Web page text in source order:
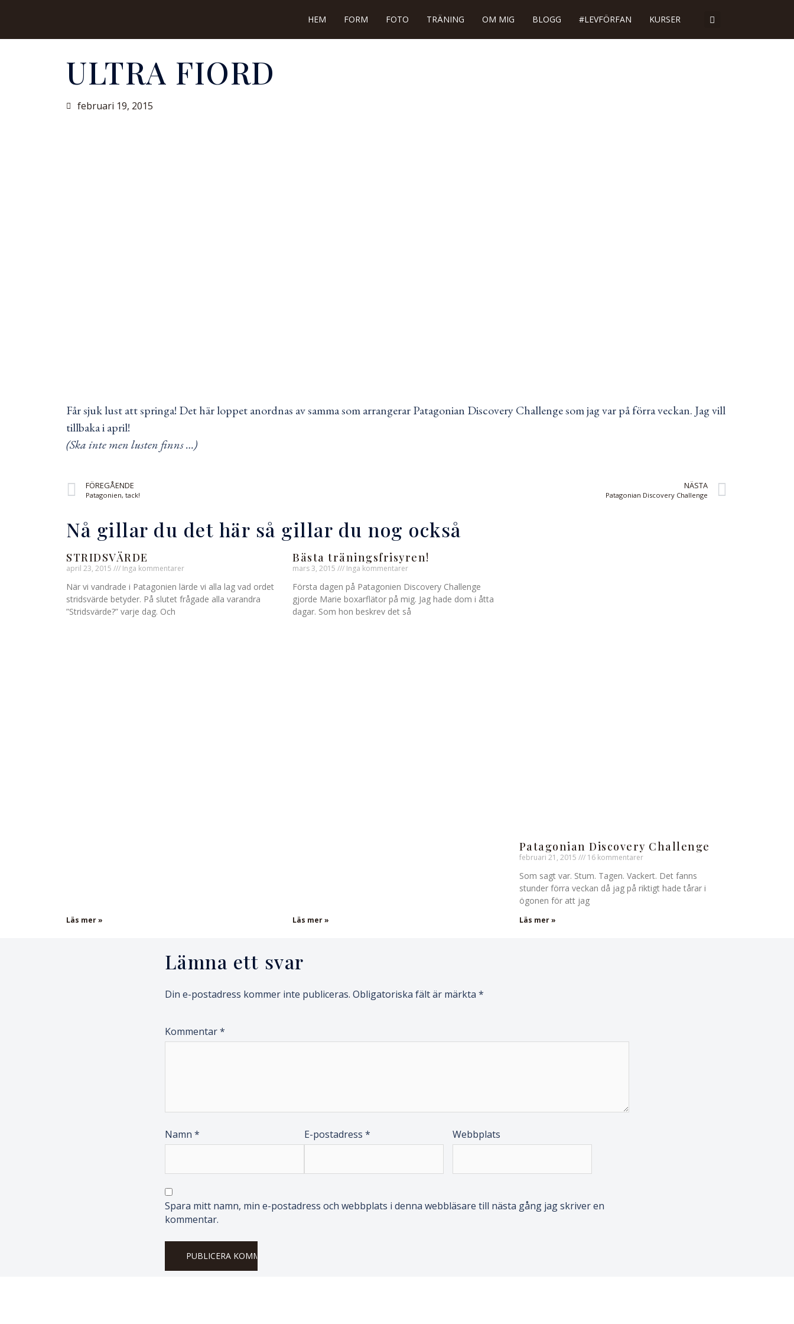
HEM FORM FOTO TRÄNING OM MIG BLOGG #LEVFÖRFAN KURSER
ULTRA FIORD
februari 19, 2015
Får sjuk lust att springa! Det här loppet anordnas av samma som arrangerar Patagonian Discovery Challenge som jag var på förra veckan. Jag vill
tillbaka i april!
(Ska inte men lusten finns …)
FÖREGÅENDE
Patagonien, tack!
NÄSTA
Patagonian Discovery Challenge
Nå gillar du det här så gillar du nog också
STRIDSVÄRDE
april 23, 2015 Inga kommentarer
När vi vandrade i Patagonien lärde vi alla lag vad ordet
stridsvärde betyder. På slutet frågade alla varandra
”Stridsvärde?” varje dag. Och
Läs mer »
Bästa träningsfrisyren!
mars 3, 2015 Inga kommentarer
Första dagen på Patagonien Discovery Challenge
gjorde Marie boxarflätor på mig. Jag hade dom i åtta
dagar. Som hon beskrev det så
Läs mer »
Patagonian Discovery Challenge
februari 21, 2015 16 kommentarer
Som sagt var. Stum. Tagen. Vackert. Det fanns
stunder förra veckan då jag på riktigt hade tårar i
ögonen för att jag
Läs mer »
Lämna ett svar
Din e-postadress kommer inte publiceras. Obligatoriska fält är märkta *
Kommentar*
Namn * E-postadress * Webbplats
Spara mitt namn, min e-postadress och webbplats i denna webbläsare till nästa gång jag skriver en
kommentar.